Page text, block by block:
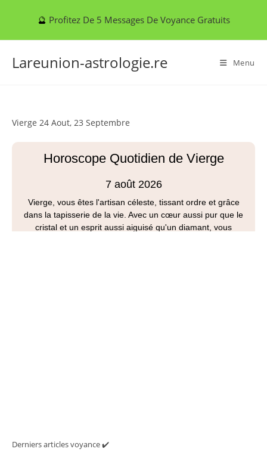
🔮 Profitez De 5 Messages De Voyance Gratuits
Lareunion-astrologie.re Menu
Vierge 24 Aout, 23 Septembre
Derniers articles voyance ✔️